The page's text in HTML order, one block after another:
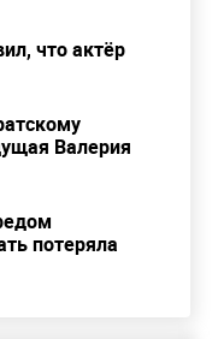
что актёр
Валерия
потеряла